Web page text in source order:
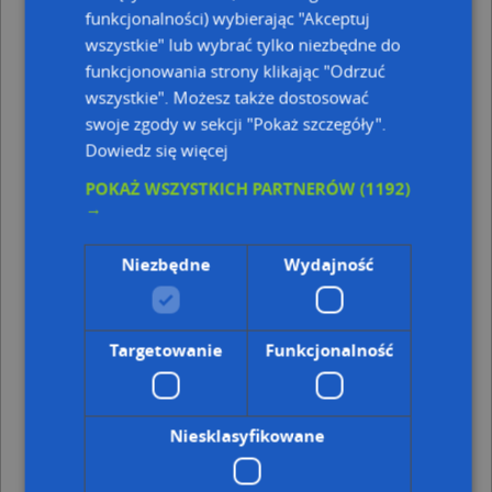
Najbliższe obszary kodów pocztowych
Kod pocztowy 05-119
Kod pocztowy 05-120
Najbliższe przystanki
Przystanek Zegrzyńska-IMGW 02
Przystanek Wolska 01
Punkty w pobliżu
Artbus Mróz Arkadiusz, Zegrzyńska 59, 05-119
Kasyno Wronecka Ewa Rębecka Hanna Kamińska
Lidia, ul. Zegrzyńska B/N, 05-119 Legionowo
Aleja Sybiraków, Aleja Sybiraków, Legionowo
Chorten, Zegrzyńska 15, 05-119 Legionowo
Moto-Combi, Zegrzyńska 37a, 05-120 Legionowo
funkcjonalności) wybierając "Akceptuj
wszystkie" lub wybrać tylko niezbędne do
funkcjonowania strony klikając "Odrzuć
wszystkie". Możesz także dostosować
swoje zgody w sekcji "Pokaż szczegóły".
Dowiedz się więcej
POKAŻ WSZYSTKICH PARTNERÓW(1192)
→
Niezbędne Wydajność
Targetowanie Funkcjonalność
Niesklasyfikowane